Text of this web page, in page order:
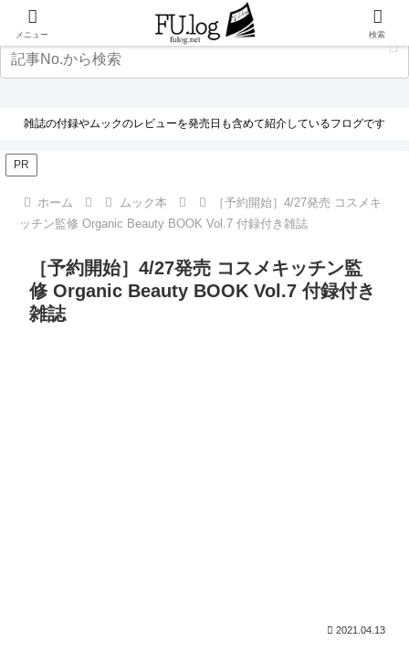
雑誌の付録やムックのレビューを発売日も含めて紹介しているフログです
PR
ホーム ムック本
［予約開始］4/27発売 コスメキ
ッチン監修 Organic Beauty BOOK Vol.7 付録付き雑誌
［予約開始］4/27発売 コスメキッチン監
修 Organic Beauty BOOK Vol.7 付録付き
雑誌
2021.04.13
メニュー 検索